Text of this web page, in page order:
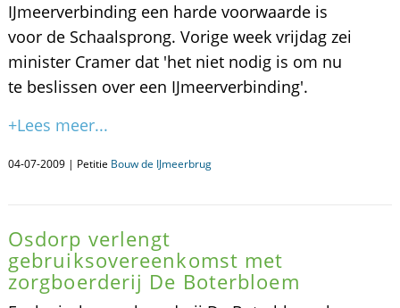
IJmeerverbinding een harde voorwaarde is
voor de Schaalsprong. Vorige week vrijdag zei
minister Cramer dat 'het niet nodig is om nu
te beslissen over een IJmeerverbinding'.
+Lees meer...
04-07-2009 | Petitie Bouw de IJmeerbrug
Osdorp verlengt
gebruiksovereenkomst met
zorgboerderij De Boterbloem